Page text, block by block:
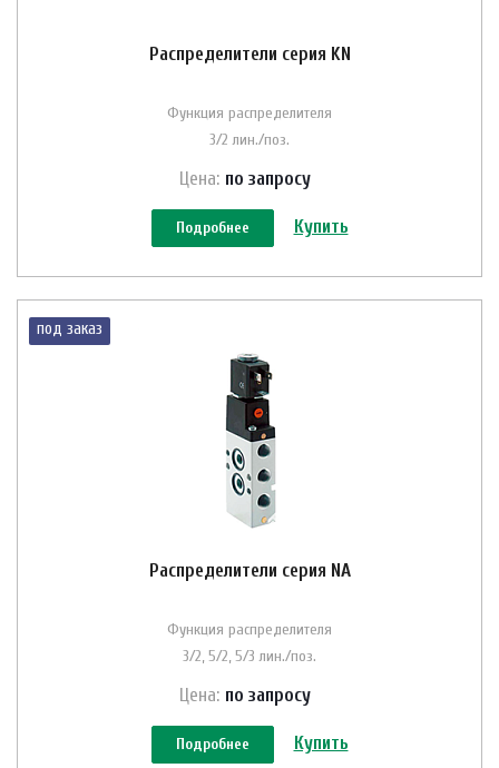
Распределители серия KN
Функция распределителя
3/2 лин./поз.
Цена: по запросу
Подробнее Купить
под заказ
Распределители серия NA
Функция распределителя
3/2, 5/2, 5/3 лин./поз.
Цена: по запросу
Подробнее Купить